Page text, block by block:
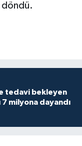
döndü.
tedavi bekleyen
7 milyona dayandı